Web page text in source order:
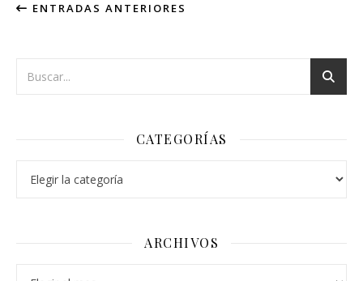
ENTRADAS ANTERIORES
CATEGORÍAS
ARCHIVOS